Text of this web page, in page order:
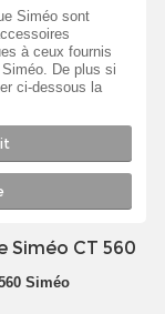
Siméo sont
à ceux fournis
De plus si
ci-dessous la
Siméo CT 560
Siméo